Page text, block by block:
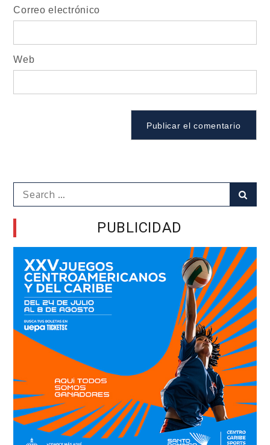
Correo electrónico
Web
Search
for:
PUBLICIDAD